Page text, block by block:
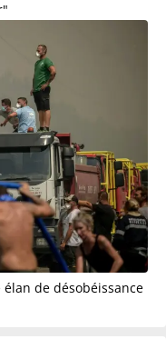
de désobéissance